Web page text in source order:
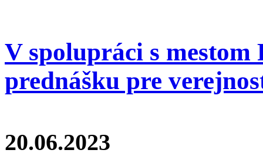
V spolupráci s mestom
prednášku pre
20.06.2023